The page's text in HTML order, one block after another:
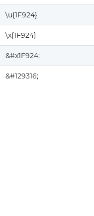
\u{1F924}
\x{1F924}
&#x1F924;
&#129316;